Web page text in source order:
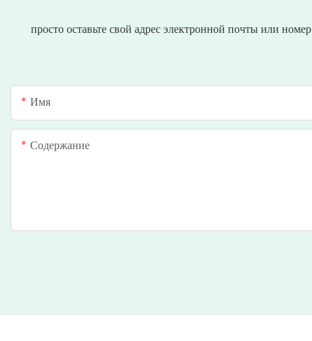
просто оставьте свой адрес электронной почты или
Имя
Содержание